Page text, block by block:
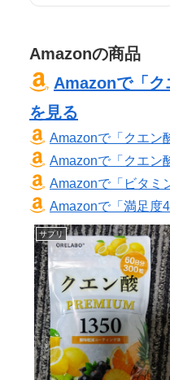
Amazonの商品
Amazonで「ク
を見る
Amazonで「クエン
Amazonで「クエン
Amazonで「ビタミ
Amazonで「満足度
サプリ